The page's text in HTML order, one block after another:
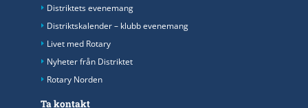
Distriktets evenemang
Distriktskalender – klubb evenemang
Livet med Rotary
Nyheter från Distriktet
Rotary Norden
Ta kontakt